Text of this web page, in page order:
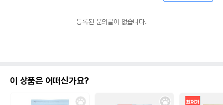
등록된 문의글이 없습니다.
이 상품은 어떠신가요?